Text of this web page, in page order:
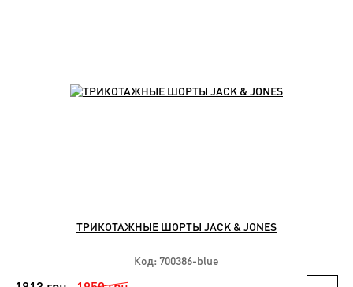
ТРИКОТАЖНЫЕ ШОРТЫ JACK & JONES
Код: 700386-blue